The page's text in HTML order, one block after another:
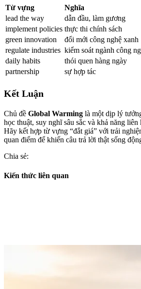
Từ vựng
Nghĩa
lead the way
dẫn đầu, làm gương
implement policies thực thi chính sách
green innovation
đổi mới công nghệ xanh
regulate industries kiểm soát ngành công
daily habits
thói quen hàng ngày
partnership
sự hợp tác
Kết Luận
Chủ đề Global Warming là một dịp lý
học thuật, suy nghĩ sâu sắc và khả năng
Hãy kết hợp từ vựng “đắt giá” với trải
quan điểm để khiến câu trả lời thật sống
Chia sẻ:
Kiến thức liên quan